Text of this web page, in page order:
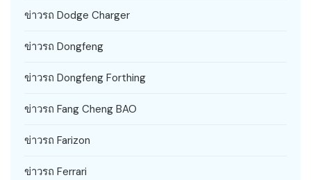
ข่าวรถ Dodge Charger
ข่าวรถ Dongfeng
ข่าวรถ Dongfeng Forthing
ข่าวรถ Fang Cheng BAO
ข่าวรถ Farizon
ข่าวรถ Ferrari